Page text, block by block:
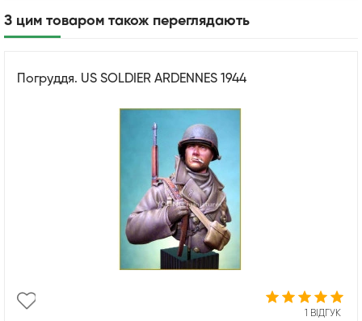
З цим товаром також переглядають
Погруддя. US SOLDIER ARDENNES 1944
1 ВІДГУК